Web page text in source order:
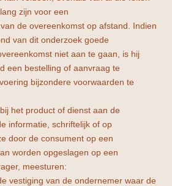
zijn voor een
de overeenkomst op afstand. Indien
van dit onderzoek goede
niet aan te gaan, is hij
een bestelling of aanvraag te
bijzondere voorwaarden te
het product of dienst aan de
informatie, schriftelijk of op
door de consument op een
worden opgeslagen op een
meesturen:
vestiging van de ondernemer waar de